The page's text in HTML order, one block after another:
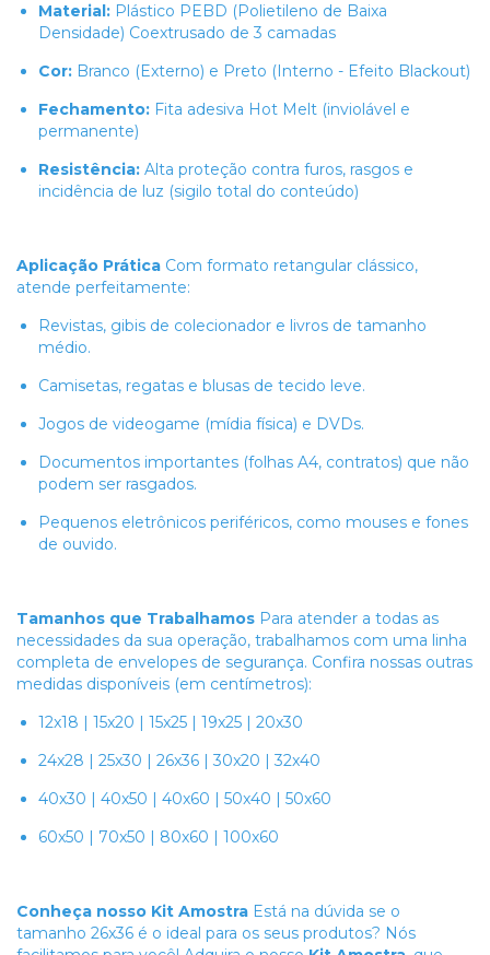
Material: Plástico PEBD (Polietileno de Baixa
Densidade) Coextrusado de 3 camadas
Cor: Branco (Externo) e Preto (Interno - Efeito Blackout)
Fechamento: Fita adesiva Hot Melt (inviolável e
permanente)
Resistência: Alta proteção contra furos, rasgos e
incidência de luz (sigilo total do conteúdo)
Aplicação Prática Com formato retangular clássico,
atende perfeitamente:
Revistas, gibis de colecionador e livros de tamanho
médio.
Camisetas, regatas e blusas de tecido leve.
Jogos de videogame (mídia física) e DVDs.
Documentos importantes (folhas A4, contratos) que não
podem ser rasgados.
Pequenos eletrônicos periféricos, como mouses e fones
de ouvido.
Tamanhos que Trabalhamos Para atender a todas as
necessidades da sua operação, trabalhamos com uma linha
completa de envelopes de segurança. Confira nossas outras
medidas disponíveis (em centímetros):
12x18 | 15x20 | 15x25 | 19x25 | 20x30
24x28 | 25x30 | 26x36 | 30x20 | 32x40
40x30 | 40x50 | 40x60 | 50x40 | 50x60
60x50 | 70x50 | 80x60 | 100x60
Conheça nosso Kit Amostra Está na dúvida se o
tamanho 26x36 é o ideal para os seus produtos? Nós